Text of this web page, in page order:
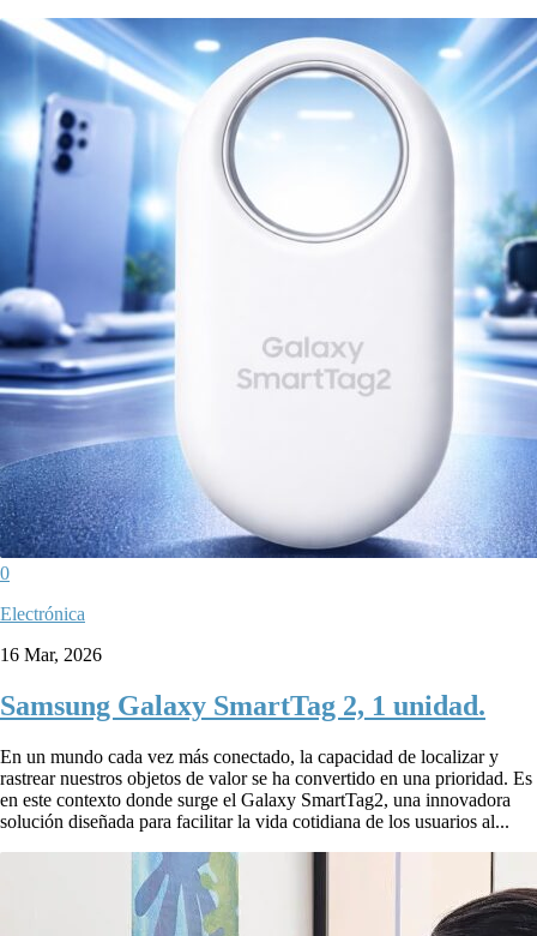
0
Electrónica
16 Mar, 2026
Samsung Galaxy SmartTag 2, 1 unidad.
En un mundo cada vez más conectado, la capacidad de localizar y
rastrear nuestros objetos de valor se ha convertido en una prioridad. Es
en este contexto donde surge el Galaxy SmartTag2, una innovadora
solución diseñada para facilitar la vida cotidiana de los usuarios al...